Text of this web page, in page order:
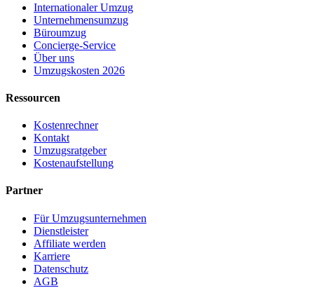
Internationaler Umzug
Unternehmensumzug
Büroumzug
Concierge-Service
Über uns
Umzugskosten 2026
Ressourcen
Kostenrechner
Kontakt
Umzugsratgeber
Kostenaufstellung
Partner
Für Umzugsunternehmen
Dienstleister
Affiliate werden
Karriere
Datenschutz
AGB